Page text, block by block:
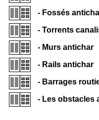
- Fossés
- Torrents
- Murs antichar
- Rails antichar
- Barrages
- Les obstacles